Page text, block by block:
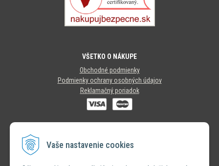
Vaše nastavenie cookies
VŠETKO O NÁKUPE
Obchodné podmienky
Podmienky ochrany osobných údajov
Reklamačný poriadok
SLEDUJTE NÁS